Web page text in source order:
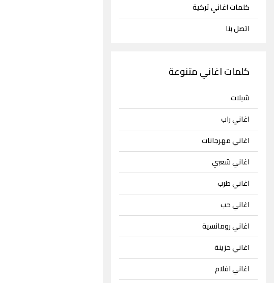
كلمات اغاني تركية
اتصل بنا
كلمات اغاني متنوعة
شيلات
اغاني راب
اغاني مهرجانات
اغاني شعبي
اغاني طرب
اغاني حب
اغاني رومانسية
اغاني حزينة
اغاني افلام